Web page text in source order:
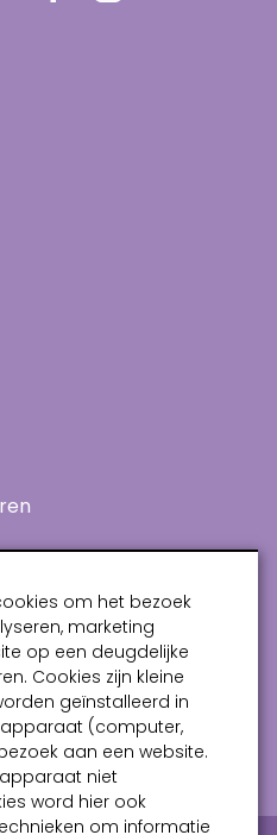
om het bezoek
marketing
op een deugdelijke
Cookies zijn kleine
geïnstalleerd in
(computer,
aan een website.
niet
word hier ook
om informatie